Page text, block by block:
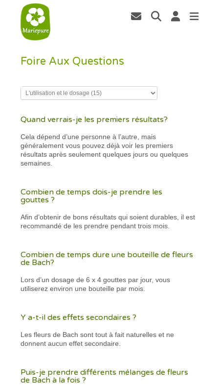
Foire Aux Questions
Quand verrais-je les premiers résultats?
Cela dépend d’une personne à l’autre, mais
généralement vous pouvez déjà voir les premiers
résultats après seulement quelques jours ou quelques
semaines.
Combien de temps dois-je prendre les
gouttes ?
Afin d’obtenir de bons résultats qui soient durables, il est
recommandé de les prendre pendant trois mois.
Combien de temps dure une bouteille de fleurs
de Bach?
Lors d’un dosage de 6 x 4 gouttes par jour, vous
utiliserez environ une bouteille par mois.
Y a-t-il des effets secondaires ?
Les fleurs de Bach sont tout à fait naturelles et ne
donnent aucun effet secondaire.
Puis-je prendre différents mélanges de fleurs
de Bach à la fois ?